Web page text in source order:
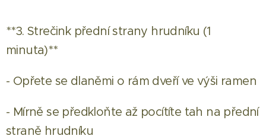
**3. Strečink přední strany hrudníku (1
minuta)**
- Opřete se dlaněmi o rám dveří ve výši ramen
- Mírně se předkloňte až pocítíte tah na přední
straně hrudníku